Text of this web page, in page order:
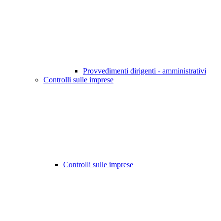
Provvedimenti dirigenti - amministrativi
Controlli sulle imprese
Controlli sulle imprese